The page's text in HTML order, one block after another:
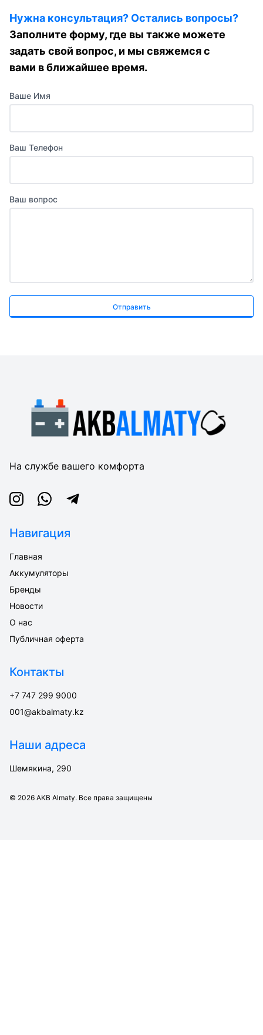
Нужна консультация? Остались вопросы?
Заполните форму, где вы также можете
задать свой вопрос, и мы свяжемся с
вами в ближайшее время.
Ваше Имя
Ваш Телефон
Ваш вопрос
Отправить
На службе вашего комфорта
InstagramWhatsappTelegram
Навигация
Главная
Аккумуляторы
Бренды
Новости
О нас
Публичная оферта
Контакты
+7 747 299 9000
001@akbalmaty.kz
Наши адреса
Шемякина, 290
© 2026 AKB Almaty. Все права защищены